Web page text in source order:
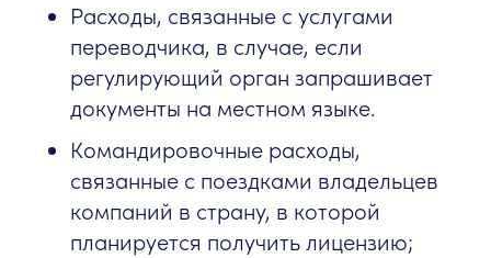
Расходы, связанные с услугами
переводчика, в случае, если
регулирующий орган запрашивает
документы на местном языке.
Командировочные расходы,
связанные с поездками владельцев
компаний в страну, в которой
планируется получить лицензию;